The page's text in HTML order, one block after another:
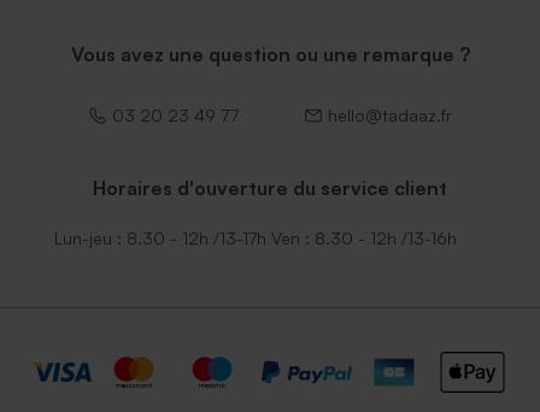
Vous avez une question ou une remarque ?
03 20 23 49 77 hello@tadaaz.fr
Horaires d'ouverture du service client
Lun-jeu : 8.30 - 12h /13-17h Ven : 8.30 - 12h /13-16h